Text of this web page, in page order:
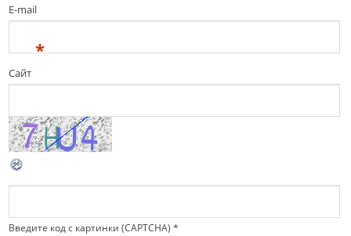
E-mail
*
Сайт
Введите код с картинки (CAPTCHA) *